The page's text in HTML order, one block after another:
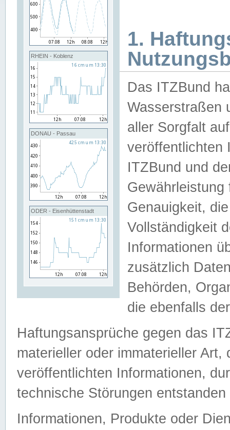
RHEIN - Koblenz
DONAU - Passau
ODER - Eisenhüttenstadt
1.
Das ITZBund
Wasserstraßen
aller Sorgfalt
veröffentlichten
ITZBund und
Genauigkeit,
Vollständigkeit
Informationen
zusätzlich
Behörden,
die ebenfalls
Haftungsansprüche gegen das
materieller oder immaterieller
veröffentlichten Informationen,
technische Störungen
Informationen, Produkte oder